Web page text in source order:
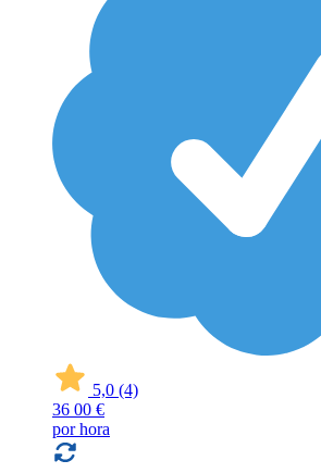
5,0 (4)
36 00 €
por hora